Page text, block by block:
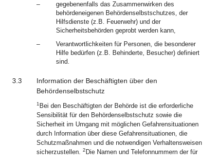
–
gegebenenfalls das Zusammenwirken des
behördeneigenen Behördenselbstschutzes, der
Hilfsdienste (z.B. Feuerwehr) und der
Sicherheitsbehörden geprobt werden kann,
–
Verantwortlichkeiten für Personen, die besonderer
Hilfe bedürfen (z.B. Behinderte, Besucher) definiert
sind.
3.3
Information der Beschäftigten über den
Behördenselbstschutz
1 Bei den Beschäftigten der Behörde ist die erforderliche
Sensibilität für den Behördenselbstschutz sowie die
Sicherheit im Umgang mit möglichen Gefahrensituationen
durch Information über diese Gefahrensituationen, die
Schutzmaßnahmen und die notwendigen Verhaltensweisen
sicherzustellen. 2 Die Namen und Telefonnummern der für